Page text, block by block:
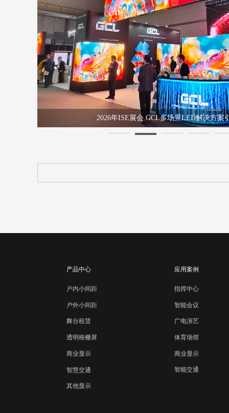
2026年ISE展会 GCL多场景LED解决方案
产品中心
户内小间距
户外小间距
舞台租赁
透明格栅屏
商业显示
智慧交通
其他显示
应用案例
指挥中心
智能会议
广电演艺
体育场馆
商业显示
智能交通